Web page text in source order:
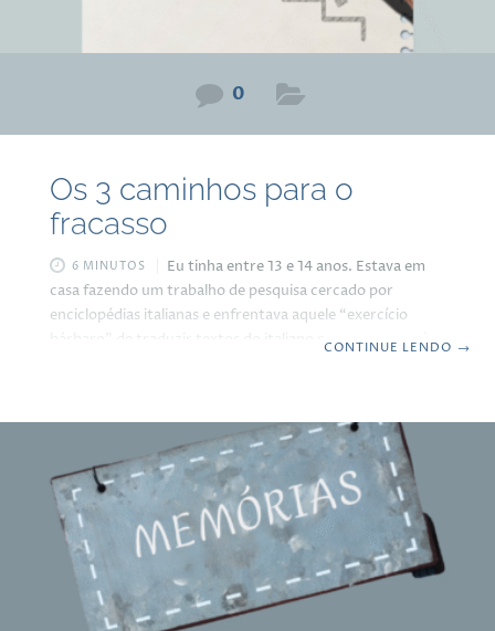
0
Os 3 caminhos para o
fracasso
6 MINUTOS
Eu tinha entre 13 e 14 anos. Estava em
casa fazendo um trabalho de pesquisa cercado por
enciclopédias italianas e enfrentava aquele “exercício
bárbaro” de traduzir textos do italiano para o português,
reescrevia, cada conceito que traduzia, tudo ficava em
minha mente. A dificuldade era a ferramenta, que dava
um baita trabalho, mas o esforço
CONTINUE LENDO →